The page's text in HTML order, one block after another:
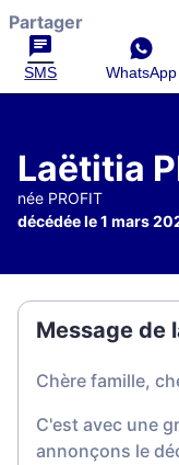
Partager
SMS WhatsApp
Laëtitia
née PROFIT
décédée le 1 mars
Message de
Chère famille,
C'est avec une
annonçons le